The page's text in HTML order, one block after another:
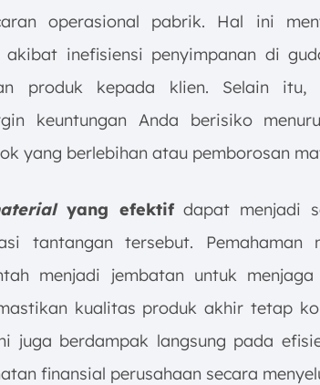
operasional pabrik. Hal ini
akibat inefisiensi penyimpanan di
produk kepada klien. Selain itu,
keuntungan Anda berisiko
yang berlebihan atau pemborosan
yang efektifdapat menjadi
tantangan tersebut. Pemahaman
menjadi jembatan untuk
kualitas produk akhir tetap
juga berdampak langsung pada
finansial perusahaan secara